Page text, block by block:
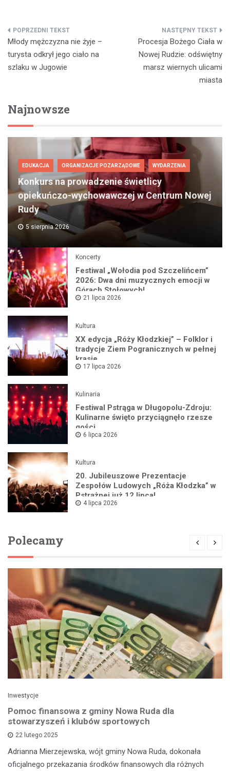
Nawigacja
wpisu
Młody mężczyzna nie żyje –
turysta odkrył jego ciało na
szlaku w Jugowie
Procesja Bożego Ciała w
Nowej Rudzie: odświętny
marsz wiernych ulicami
miasta
Najnowsze
EDUKACJA ORGANIZACJE POZARZĄDOWE WYDARZENIA
Konkurs na prowadzenie świetlicy
opiekuńczo-wychowawczej w Centrum Nowej
Rudy
5 sierpnia 2026
Koncerty
Festiwal „Wołodia pod Szczelińcem”
2026: Dwa dni muzycznych emocji w
Górach Stołowych!
21 lipca 2026
Kultura
XX edycja „Róży Kłodzkiej” – Folklor i
tradycje Ziem Pogranicznych w pełnej
krasie
17 lipca 2026
Kulinaria
Festiwal Pstrąga w Długopolu-Zdroju:
Kulinarne święto przyciągnęło rzesze
gości
6 lipca 2026
Kultura
20. Jubileuszowe Prezentacje
Zespołów Ludowych „Róża Kłodzka” w
Pstrążnej już 12 lipca!
4 lipca 2026
Polecamy
Inwestycje
Pomoc finansowa z gminy Nowa Ruda dla
stowarzyszeń i klubów sportowych
22 lutego 2025
Adrianna Mierzejewska, wójt gminy Nowa Ruda, dokonała
oficjalnego przekazania środków finansowych dla różnych